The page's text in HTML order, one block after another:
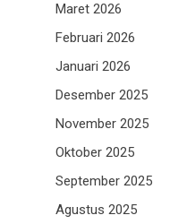
Maret 2026
Februari 2026
Januari 2026
Desember 2025
November 2025
Oktober 2025
September 2025
Agustus 2025